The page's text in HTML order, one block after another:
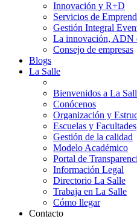
Innovación y R+D
Servicios de
Gestión Integral
La innovación, ADN
Consejo de empresas
Blogs
La Salle
Bienvenidos a La
Conócenos
Organización y
Escuelas y Facultades
Gestión de la calidad
Modelo Académico
Portal de
Información Legal
Directorio La Salle
Trabaja en La Salle
Cómo llegar
Contacto